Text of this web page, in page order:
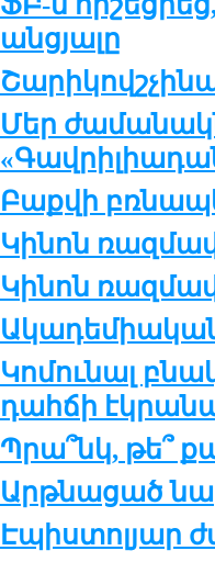
անցյալը
Մեր
Բաքվի
Կինոն
Կինոն
Կոմունալ
դահճի
Պրա՞նկ, թե՞
Արթնացած
Էպիստոլյար